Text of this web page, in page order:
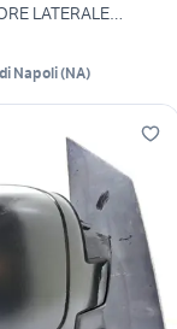
LATERALE
Napoli(NA)